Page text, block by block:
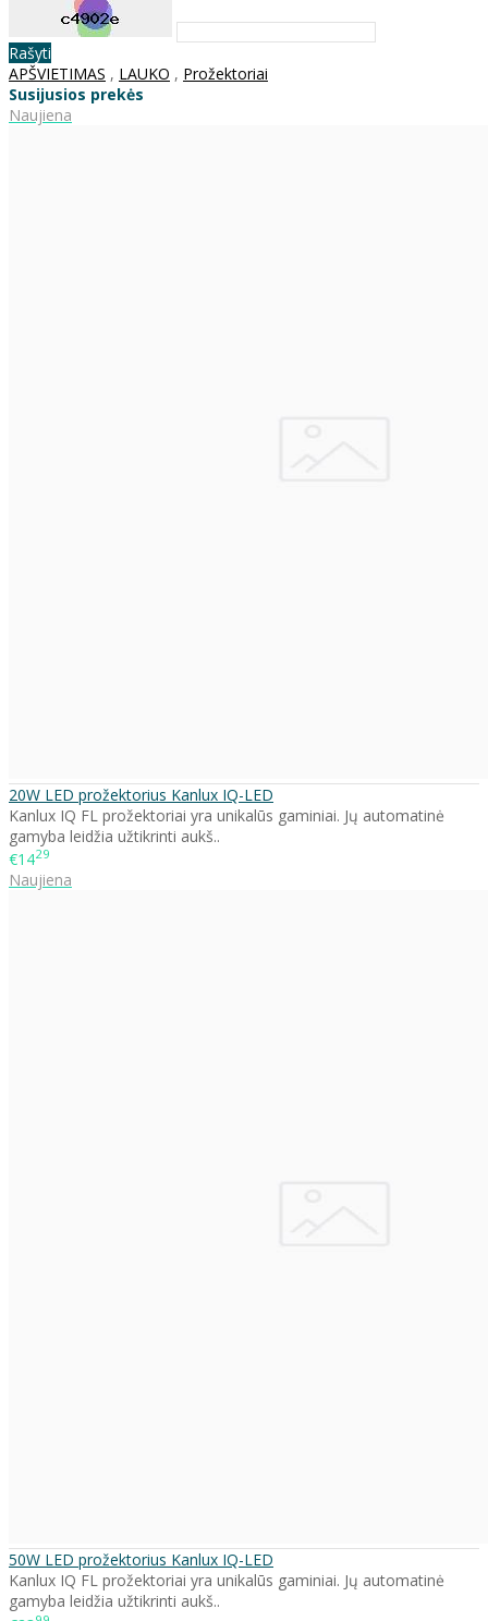
Rašyti
APŠVIETIMAS , LAUKO , Prožektoriai
Susijusios prekės
Naujiena
20W LED prožektorius Kanlux IQ-LED
Kanlux IQ FL prožektoriai yra unikalūs gaminiai. Jų automatinė
gamyba leidžia užtikrinti aukš..
€1429
Naujiena
50W LED prožektorius Kanlux IQ-LED
Kanlux IQ FL prožektoriai yra unikalūs gaminiai. Jų automatinė
gamyba leidžia užtikrinti aukš..